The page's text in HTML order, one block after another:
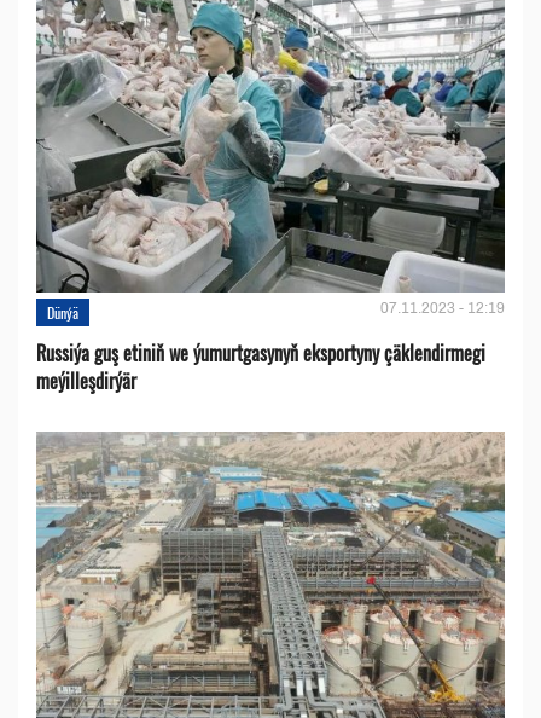
Dünýä 07.11.2023 - 12:19
Russiýa guş etiniň we ýumurtgasynyň eksportyny çäklendirmegi
meýilleşdirýär